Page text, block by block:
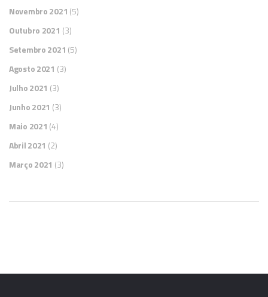
Novembro 2021 (5)
Outubro 2021 (3)
Setembro 2021 (5)
Agosto 2021 (3)
Julho 2021 (3)
Junho 2021 (3)
Maio 2021 (4)
Abril 2021 (2)
Março 2021 (3)